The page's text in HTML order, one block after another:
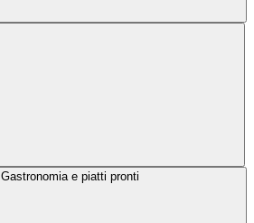
Gastronomia e piatti pronti